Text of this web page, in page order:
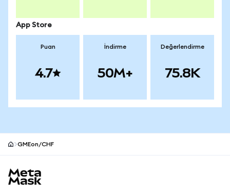
App Store
Puan
4.7
İndirme
50M+
Değerlendirme
75.8K
GMEon/CHF